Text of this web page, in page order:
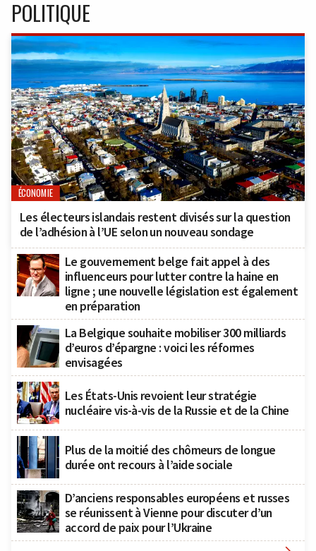
POLITIQUE
ÉCONOMIE
Les électeurs islandais restent divisés sur la question
de l’adhésion à l’UE selon un nouveau sondage
Le gouvernement belge fait appel à des
influenceurs pour lutter contre la haine en
ligne ; une nouvelle législation est également
en préparation
La Belgique souhaite mobiliser 300 milliards
d’euros d’épargne : voici les réformes
envisagées
Les États-Unis revoient leur stratégie
nucléaire vis-à-vis de la Russie et de la Chine
Plus de la moitié des chômeurs de longue
durée ont recours à l’aide sociale
D’anciens responsables européens et russes
se réunissent à Vienne pour discuter d’un
accord de paix pour l’Ukraine